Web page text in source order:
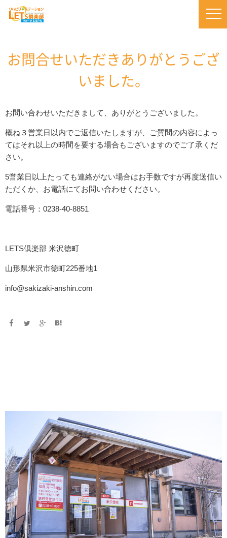
お問合せいただきありがとうござ
いました。
お問い合わせいただきまして、ありがとうございました。
概ね３営業日以内でご返信いたしますが、ご質問の内容によっ
てはそれ以上の時間を要する場合もございますのでご了承くだ
さい。
5営業日以上たっても連絡がない場合はお手数ですが再度送信い
ただくか、お電話にてお問い合わせください。
電話番号：0238-40-8851
LETS倶楽部 米沢徳町
山形県米沢市徳町225番地1
info@sakizaki-anshin.com